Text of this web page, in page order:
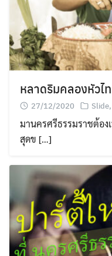
Search
หลาดริมคลองหัวไ
27/12/2020 Slide,
มานครศรีธรรมราชต้อง
สุดข […]